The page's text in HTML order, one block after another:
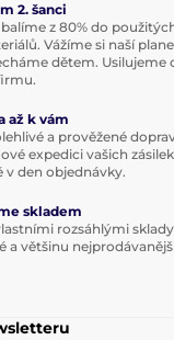
2. šanci
z 80% do
Vážíme si naší
dětem. Usilujeme
až k vám
a prověžené
expedici vašich
v den objednávky.
skladem
rozsáhlými
a většinu